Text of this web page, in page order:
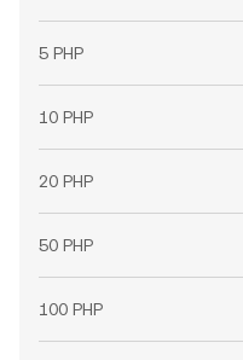
5 PHP
10 PHP
20 PHP
50 PHP
100 PHP